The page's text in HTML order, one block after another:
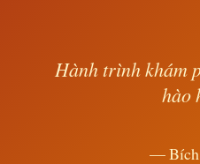
Hành trình khám
hào
—